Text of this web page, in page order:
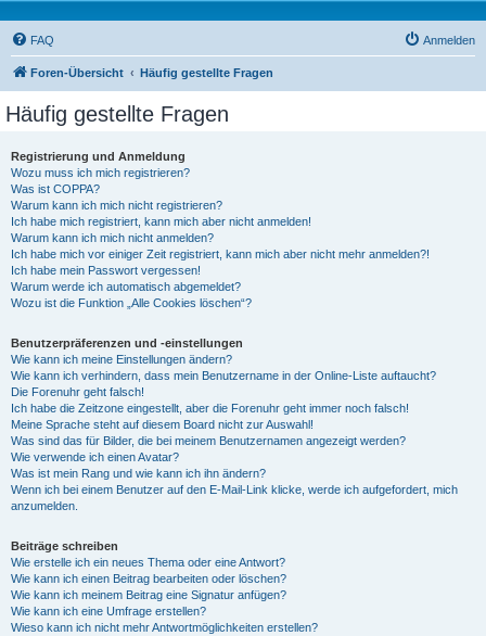
FAQ Anmelden
Foren-Übersicht Häufig gestellte Fragen
Häufig gestellte Fragen
Registrierung und Anmeldung
Wozu muss ich mich registrieren?
Was ist COPPA?
Warum kann ich mich nicht registrieren?
Ich habe mich registriert, kann mich aber nicht anmelden!
Warum kann ich mich nicht anmelden?
Ich habe mich vor einiger Zeit registriert, kann mich aber nicht mehr anmelden?!
Ich habe mein Passwort vergessen!
Warum werde ich automatisch abgemeldet?
Wozu ist die Funktion „Alle Cookies löschen“?
Benutzerpräferenzen und -einstellungen
Wie kann ich meine Einstellungen ändern?
Wie kann ich verhindern, dass mein Benutzername in der Online-Liste auftaucht?
Die Forenuhr geht falsch!
Ich habe die Zeitzone eingestellt, aber die Forenuhr geht immer noch falsch!
Meine Sprache steht auf diesem Board nicht zur Auswahl!
Was sind das für Bilder, die bei meinem Benutzernamen angezeigt werden?
Wie verwende ich einen Avatar?
Was ist mein Rang und wie kann ich ihn ändern?
Wenn ich bei einem Benutzer auf den E-Mail-Link klicke, werde ich aufgefordert, mich
anzumelden.
Beiträge schreiben
Wie erstelle ich ein neues Thema oder eine Antwort?
Wie kann ich einen Beitrag bearbeiten oder löschen?
Wie kann ich meinem Beitrag eine Signatur anfügen?
Wie kann ich eine Umfrage erstellen?
Wieso kann ich nicht mehr Antwortmöglichkeiten erstellen?